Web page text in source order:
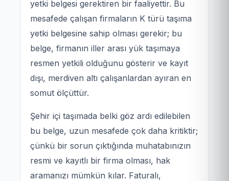
yetki belgesi gerektiren bir faaliyettir. Bu
mesafede çalışan firmaların K türü taşıma
yetki belgesine sahip olması gerekir; bu
belge, firmanın iller arası yük taşımaya
resmen yetkili olduğunu gösterir ve kayıt
dışı, merdiven altı çalışanlardan ayıran en
somut ölçüttür.
Şehir içi taşımada belki göz ardı edilebilen
bu belge, uzun mesafede çok daha kritiktir;
çünkü bir sorun çıktığında muhatabınızın
resmi ve kayıtlı bir firma olması, hak
aramanızı mümkün kılar. Faturalı,